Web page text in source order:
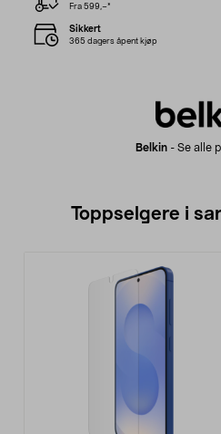
Belkin- Se alle
Fra 599,–*
Sikkert
365 dagers åpent kjøp
Toppselgere i